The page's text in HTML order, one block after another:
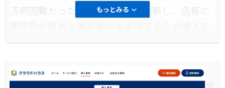
もっとみる
活用困難だった既存システムを刷新し、店長の
決定。
導入前に企業が抱えていた課題